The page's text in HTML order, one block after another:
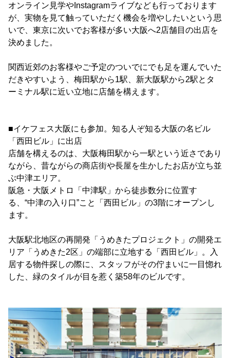
オンライン見学やInstagramライブなども行っております
が、実物を見て触っていただく機会を増やしたいという思
いで、東京に次いでお客様が多い大阪へ2店舗目の出店を
決めました。
関西近郊のお客様やご予定のついでにでも足を運んでいた
だきやすいよう、梅田駅から1駅、新大阪駅から2駅とタ
ーミナル駅に近い立地に店舗を構えます。
■イケフェス大阪にも参加。知る人ぞ知る大阪の名ビル
「西田ビル」に出店
店舗を構えるのは、大阪梅田駅から一駅という近さであり
ながら、昔ながらの商店街や長屋を生かしたお店が立ち並
ぶ中津エリア。
阪急・大阪メトロ「中津駅」から徒歩数分に位置す
る、“中津の入り口”こと「西田ビル」の3階にオープンし
ます。
大阪駅北地区の再開発「うめきたプロジェクト」の開発エ
リア「うめきた2区」の端部に立地する「西田ビル」。入
居する物件探しの際に、スタッフがその佇まいに一目惚れ
した、緑のタイルが目を惹く築58年のビルです。